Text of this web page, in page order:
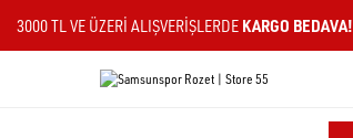
3000 TL VE ÜZERI ALIŞVERIŞLERDE KARGO BEDAVA!